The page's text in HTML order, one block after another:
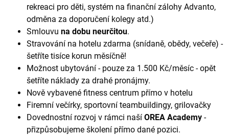
rekreaci pro děti, systém na finanční zálohy Advanto,
odměna za doporučení kolegy atd.)
Smlouvu na dobu neurčitou.
Stravování na hotelu zdarma (snídaně, obědy, večeře) -
šetříte tisíce korun měsíčně!
Možnost ubytování - pouze za 1.500 Kč/měsíc - opět
šetříte náklady za drahé pronájmy.
Nově vybavené fitness centrum přímo v hotelu
Firemní večírky, sportovní teambuildingy, grilovačky
Dovednostní rozvoj v rámci naší OREA Academy -
přizpůsobujeme školení přímo dané pozici.